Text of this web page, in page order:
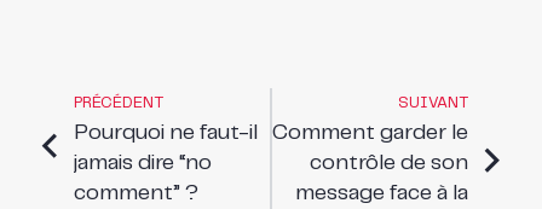
PRÉCÉDENT
Pourquoi ne faut-il
jamais dire “no
comment” ?
SUIVANT
Comment garder le
contrôle de son
message face à la